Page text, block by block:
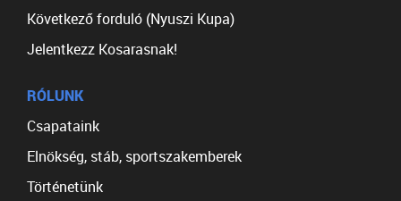
Következő forduló (Nyuszi Kupa)
Jelentkezz Kosarasnak!
RÓLUNK
Csapataink
Elnökség, stáb, sportszakemberek
Történetünk